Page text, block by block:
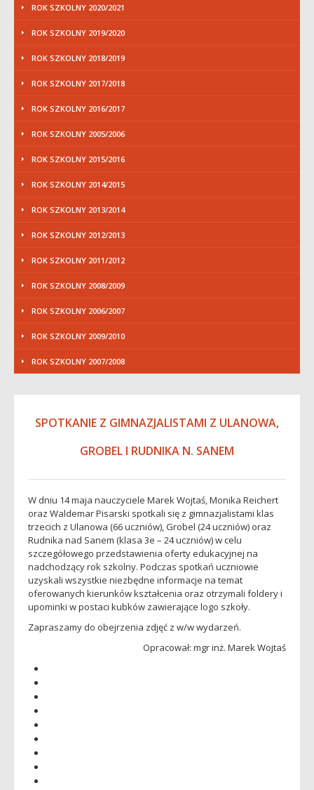
ROK SZKOLNY 2020/2021
ROK SZKOLNY 2019/2020
ROK SZKOLNY 2018/2019
ROK SZKOLNY 2017/2018
ROK SZKOLNY 2016/2017
ROK SZKOLNY 2005/2006
ROK SZKOLNY 2015/2016
ROK SZKOLNY 2014/2015
ROK SZKOLNY 2013/2014
ROK SZKOLNY 2012/2013
ROK SZKOLNY 2011/2012
ROK SZKOLNY 2008/2009
ROK SZKOLNY 2006/2007
ROK SZKOLNY 2009/2010
ROK SZKOLNY 2007/2008
SPOTKANIE Z GIMNAZJALISTAMI Z ULANOWA,
GROBEL I RUDNIKA N. SANEM
W dniu 14 maja nauczyciele Marek Wojtaś, Monika Reichert
oraz Waldemar Pisarski spotkali się z gimnazjalistami klas
trzecich z Ulanowa (66 uczniów), Grobel (24 uczniów) oraz
Rudnika nad Sanem (klasa 3e – 24 uczniów) w celu
szczegółowego przedstawienia oferty edukacyjnej na
nadchodzący rok szkolny. Podczas spotkań uczniowie
uzyskali wszystkie niezbędne informacje na temat
oferowanych kierunków kształcenia oraz otrzymali foldery i
upominki w postaci kubków zawierające logo szkoły.
Zapraszamy do obejrzenia zdjęć z w/w wydarzeń.
Opracował: mgr inż. Marek Wojtaś